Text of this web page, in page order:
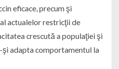
eficace, precum şi
actualelor restricţii de
crescută a populaţiei şi
şi adapta comportamentul la